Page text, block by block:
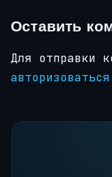
Оставить
Для отправки
авторизоваться